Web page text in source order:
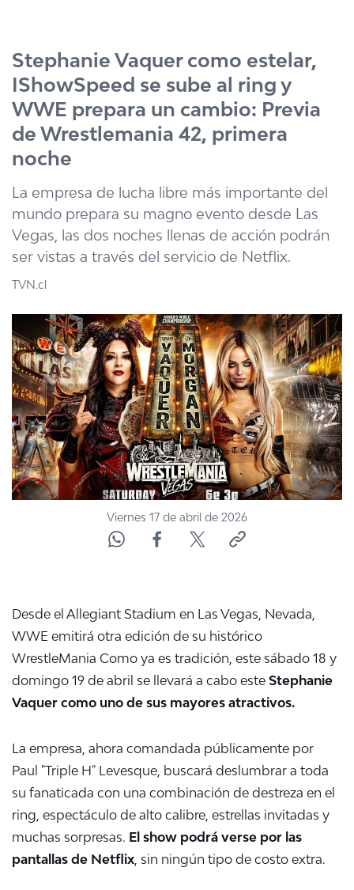
Stephanie Vaquer como estelar,
IShowSpeed se sube al ring y
WWE prepara un cambio: Previa
de Wrestlemania 42, primera
noche
La empresa de lucha libre más importante del
mundo prepara su magno evento desde Las
Vegas, las dos noches llenas de acción podrán
ser vistas a través del servicio de Netflix.
TVN.cl
Viernes 17 de abril de 2026
Desde el Allegiant Stadium en Las Vegas, Nevada,
WWE emitirá otra edición de su histórico
WrestleMania Como ya es tradición, este sábado 18 y
domingo 19 de abril se llevará a cabo este Stephanie
Vaquer como uno de sus mayores atractivos.
La empresa, ahora comandada públicamente por
Paul "Triple H" Levesque, buscará deslumbrar a toda
su fanaticada con una combinación de destreza en el
ring, espectáculo de alto calibre, estrellas invitadas y
muchas sorpresas. El show podrá verse por las
pantallas de Netflix, sin ningún tipo de costo extra.